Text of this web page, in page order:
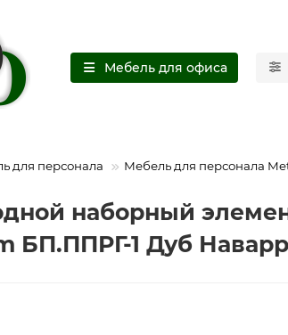
Мебель для офиса
для персонала Мебель для персонала
наборный
БП.ППРГ-1 Дуб